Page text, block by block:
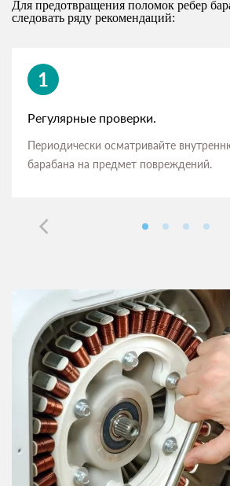
Для предотвращения поломок ребер
следовать ряду рекомендаций:
1
Регулярные проверки.
Периодически осматривайте
барабана на предмет повреждений.